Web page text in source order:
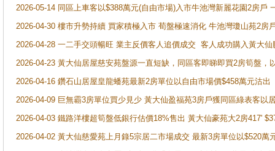
2026-05-14 同區上車客以$388萬元(自由市場)入市牛池灣新麗花園2房戶
2026-04-30 樓市升勢持續 買家積極入市 荀盤極速消化 牛池灣瓊山苑2房
2026-04-28 一二手交頭暢旺 業主反價客人追價成交 客人成功購入黃大
2026-04-23 黃大仙居屋慈安苑盤源一直短缺，同區客即睇即買2房筍盤，
2026-04-16 鑽石山居屋皇龍蟠苑最新2房單位以自由市場價$458萬元沽出
2026-04-09 巨無霸3房單位買少見少 黃大仙盈福苑3房戶獲同區綠表客以
2026-04-03 鐵路洋樓超筍盤低銀行估價18%售出 黃大仙豪苑大2房417'
2026-04-02 黃大仙慈愛苑上月錄5宗居二市場成交 最新3房單位以$520萬